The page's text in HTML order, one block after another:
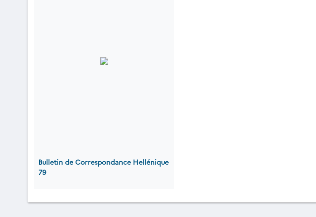
Bulletin de Correspondance Hellénique
79